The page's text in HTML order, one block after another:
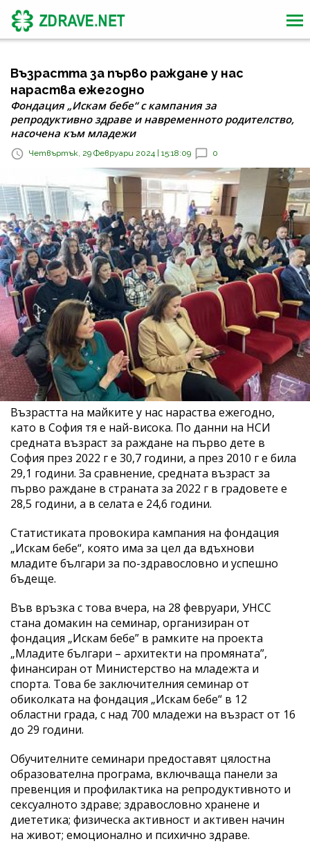
Възрастта за първо раждане у нас
нараства ежегодно
Фондация „Искам бебе“ с кампания за
репродуктивно здраве и навременното родителство,
насочена към младежи
Четвъртък, 29 Февруари 2024 | 15:18:09 0
Възрастта на майките у нас нараства ежегодно,
като в София тя е най-висока. По данни на НСИ
средната възраст за раждане на първо дете в
София през 2022 г е 30,7 години, а през 2010 г е била
29,1 години. За сравнение, средната възраст за
първо раждане в страната за 2022 г в градовете е
28,5 години, а в селата е 24,6 години.
Статистиката провокира кампания на фондация
„Искам бебе“, която има за цел да вдъхнови
младите българи за по-здравословно и успешно
бъдеще.
Във връзка с това вчера, на 28 февруари, УНСС
стана домакин на семинар, организиран от
фондация „Искам бебе” в рамките на проекта
„Младите българи – архитекти на промяната”,
финансиран от Министерство на младежта и
спорта. Това бе заключителния семинар от
обиколката на фондация „Искам бебе“ в 12
областни града, с над 700 младежи на възраст от 16
до 29 години.
Обучителните семинари предоставят цялостна
образователна програма, включваща панели за
превенция и профилактика на репродуктивното и
сексуалното здраве; здравословно хранене и
диететика; физическа активност и активен начин
на живот; емоционално и психично здраве.